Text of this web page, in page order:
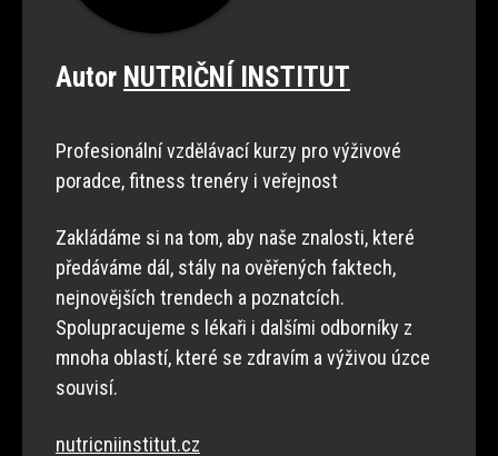
Autor NUTRIČNÍ INSTITUT
Profesionální vzdělávací kurzy pro výživové
poradce, fitness trenéry i veřejnost
Zakládáme si na tom, aby naše znalosti, které
předáváme dál, stály na ověřených faktech,
nejnovějších trendech a poznatcích.
Spolupracujeme s lékaři i dalšími odborníky z
mnoha oblastí, které se zdravím a výživou úzce
souvisí.
nutricniinstitut.cz